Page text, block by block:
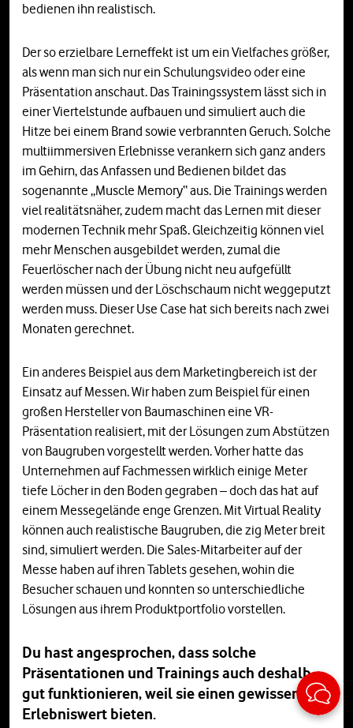
bedienen ihn realistisch.
Der so erzielbare Lerneffekt ist um ein Vielfaches größer,
als wenn man sich nur ein Schulungsvideo oder eine
Präsentation anschaut. Das Trainingssystem lässt sich in
einer Viertelstunde aufbauen und simuliert auch die
Hitze bei einem Brand sowie verbrannten Geruch. Solche
multiimmersiven Erlebnisse verankern sich ganz anders
im Gehirn, das Anfassen und Bedienen bildet das
sogenannte „Muscle Memory“ aus. Die Trainings werden
viel realitätsnäher, zudem macht das Lernen mit dieser
modernen Technik mehr Spaß. Gleichzeitig können viel
mehr Menschen ausgebildet werden, zumal die
Feuerlöscher nach der Übung nicht neu aufgefüllt
werden müssen und der Löschschaum nicht weggeputzt
werden muss. Dieser Use Case hat sich bereits nach zwei
Monaten gerechnet.
Ein anderes Beispiel aus dem Marketingbereich ist der
Einsatz auf Messen. Wir haben zum Beispiel für einen
großen Hersteller von Baumaschinen eine VR-
Präsentation realisiert, mit der Lösungen zum Abstützen
von Baugruben vorgestellt werden. Vorher hatte das
Unternehmen auf Fachmessen wirklich einige Meter
tiefe Löcher in den Boden gegraben – doch das hat auf
einem Messegelände enge Grenzen. Mit Virtual Reality
können auch realistische Baugruben, die zig Meter breit
sind, simuliert werden. Die Sales-Mitarbeiter auf der
Messe haben auf ihren Tablets gesehen, wohin die
Besucher schauen und konnten so unterschiedliche
Lösungen aus ihrem Produktportfolio vorstellen.
Du hast angesprochen, dass solche
Präsentationen und Trainings auch deshalb
gut funktionieren, weil sie einen gewissen
Erlebniswert bieten.
Sticky